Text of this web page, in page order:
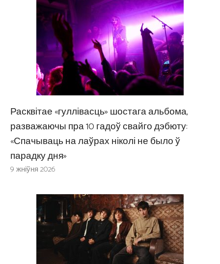
Расквітае «гуллівасць» шостага альбома,
разважаючы пра 10 гадоў свайго дэбюту:
«Спачываць на лаўрах ніколі не было ў
парадку дня»
9 жніўня 2026